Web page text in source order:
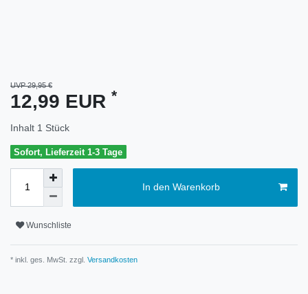
UVP 29,95 €
12,99 EUR *
Inhalt 1 Stück
Sofort, Lieferzeit 1-3 Tage
In den Warenkorb
Wunschliste
* inkl. ges. MwSt. zzgl. Versandkosten